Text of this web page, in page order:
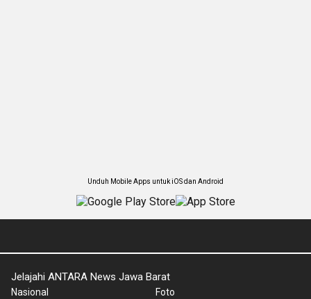
Unduh Mobile Apps untuk iOS dan Android
Jelajahi ANTARA News Jawa Barat
Nasional
Foto